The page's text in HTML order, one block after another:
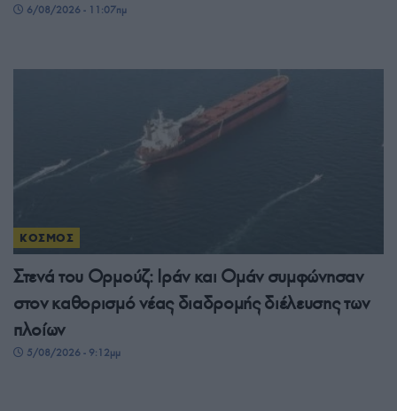
6/08/2026 - 11:07πμ
ΚΟΣΜΟΣ
Στενά του Ορμούζ: Ιράν και Ομάν συμφώνησαν
στον καθορισμό νέας διαδρομής διέλευσης των
πλοίων
5/08/2026 - 9:12μμ